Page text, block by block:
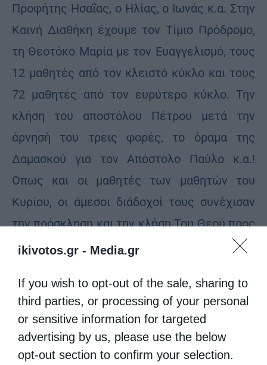
ikivotos.gr - Media.gr
If you wish to opt-out of the sale, sharing to
third parties, or processing of your personal
or sensitive information for targeted
advertising by us, please use the below
opt-out section to confirm your selection.
Προφήτης Ησαΐας, ο Ηλίας, ο Ιωνάς κ.α. Στην
Καινή Διαθήκη έχουμε τον Τίμιο Πρόδρομο,
τη Θεοτόκο Μαρία με τον Ευαγγελισμό, τους
12 μαθητές από τον κλειστό κύκλο και τους
72 μαθητές από τον ευρύτερο κύκλο. Την
κλήση του αποστόλου Πέτρου μετά την
άρνησή του τρεις φορές, το όραμα της
Δαμασκού για τον Απόστολο Παύλο κ.α.!
Οπως και οι μαθητές των μαθητών του
Κυρίου, οι άμεσοι διάδοχοί τους συνέχισαν
την πρόσκληση και την κλήση Του Θεού προς
τα ανθρώπινα πρόσωπα οικουμενικά, όπου
Ποια όμως είναι τα κριτήρια Του Θεού, για να
επιλέξει κάποιον κοντά Του;: 1. Το πρώτο
είναι η βαθιά, με ζήλο και αληθινή πίστη του.